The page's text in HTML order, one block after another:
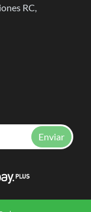
RC,
Enviar